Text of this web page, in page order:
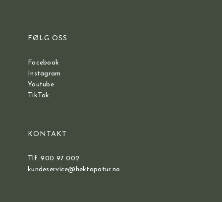
FØLG OSS
Facebook
Instagram
Youtube
TikTok
KONTAKT
Tlf: 900 97 002
kundeservice@hektapatur.no